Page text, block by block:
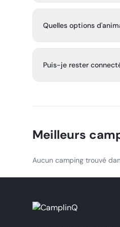
12 ans, des balades à
Quelles options
thème et tournois
Puis-je rester
rester connecté
Meilleurs
Aucun camping trouvé